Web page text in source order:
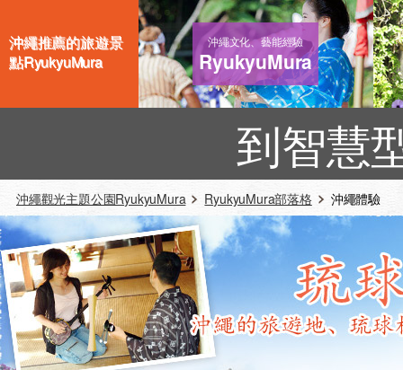
沖繩推薦的旅遊景
點RyukyuMura
沖繩文化、藝能經驗
RyukyuMura
到智慧
沖繩觀光主題公園RyukyuMura RyukyuMura部落格 沖繩體驗